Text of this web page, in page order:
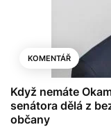
KOMENTÁŘ
Když nemáte
senátora dělá z
občany